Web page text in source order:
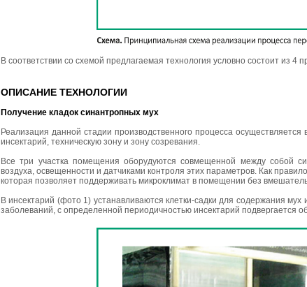
В соответствии со схемой предлагаемая технология условно состоит из
ОПИСАНИЕ ТЕХНОЛОГИИ
Получение кладок синантропных мух
Реализация данной стадии производственного процесса
инсектарий, техническую зону и зону созревания.
Все три участка помещения оборудуются совмещенной между собой
воздуха, освещенности и датчиками контроля этих параметров. Как
которая позволяет поддерживать микроклимат в помещении без
В инсектарий (фото 1) устанавливаются клетки-садки для содержания
заболеваний, с определенной периодичностью инсектарий подвергается